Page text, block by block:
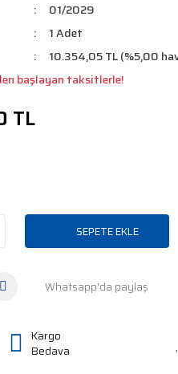
01/2029
1 Adet
10.354,05 TL (%5,00
başlayan taksitlerle!
TL
SEPETE EKLE
Whatsapp'da paylaş
Kargo
Bedava